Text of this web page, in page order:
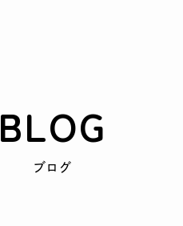
BLOG
ブログ